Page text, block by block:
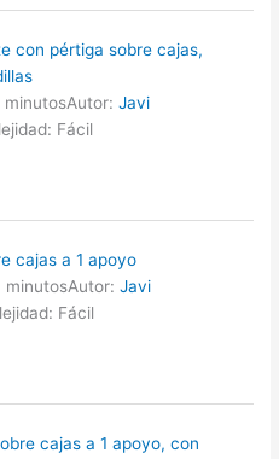
con pértiga sobre cajas,
minutosAutor: Javi
Fácil
cajas a 1 apoyo
minutosAutor: Javi
Fácil
cajas a 1 apoyo, con